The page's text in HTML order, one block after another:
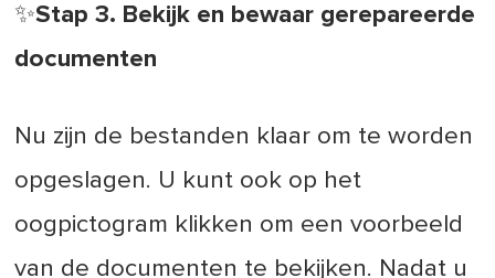
✨Stap 3. Bekijk en bewaar gerepareerde
documenten
Nu zijn de bestanden klaar om te worden
opgeslagen. U kunt ook op het
oogpictogram klikken om een voorbeeld
van de documenten te bekijken. Nadat u